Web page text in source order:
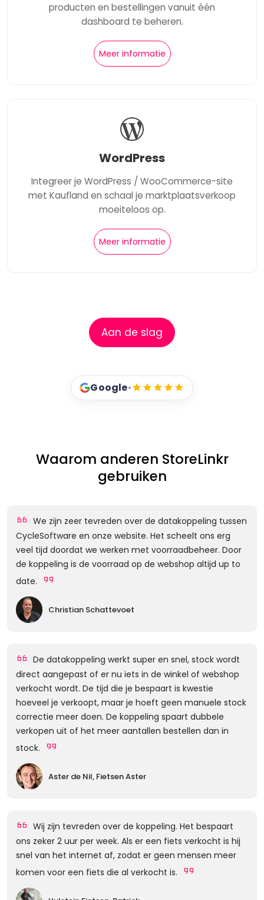
producten en bestellingen vanuit één
dashboard te beheren.
Meer informatie
WordPress
Integreer je WordPress / WooCommerce-site
met Kaufland en schaal je marktplaatsverkoop
moeiteloos op.
Meer informatie
Aan de slag
Google•
Waarom anderen StoreLinkr
gebruiken
We zijn zeer tevreden over de datakoppeling tussen
CycleSoftware en onze website. Het scheelt ons erg
veel tijd doordat we werken met voorraadbeheer. Door
de koppeling is de voorraad op de webshop altijd up to
date.
Christian Schattevoet
De datakoppeling werkt super en snel, stock wordt
direct aangepast of er nu iets in de winkel of webshop
verkocht wordt. De tijd die je bespaart is kwestie
hoeveel je verkoopt, maar je hoeft geen manuele stock
correctie meer doen. De koppeling spaart dubbele
verkopen uit of het meer aantallen bestellen dan in
stock.
Aster de Nil, Fietsen Aster
Wij zijn tevreden over de koppeling. Het bespaart
ons zeker 2 uur per week. Als er een fiets verkocht is hij
snel van het internet af, zodat er geen mensen meer
komen voor een fiets die al verkocht is.